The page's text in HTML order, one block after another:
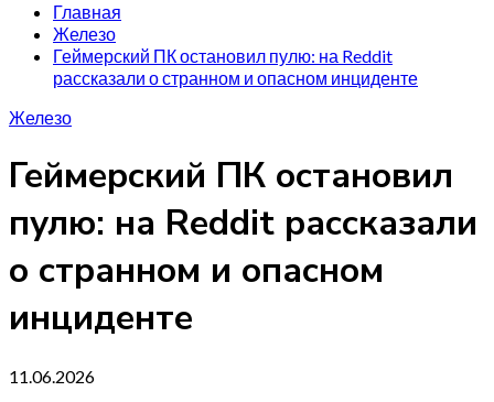
Главная
Железо
Геймерский ПК остановил пулю: на Reddit
рассказали о странном и опасном инциденте
Железо
Геймерский ПК остановил
пулю: на Reddit рассказали
о странном и опасном
инциденте
11.06.2026